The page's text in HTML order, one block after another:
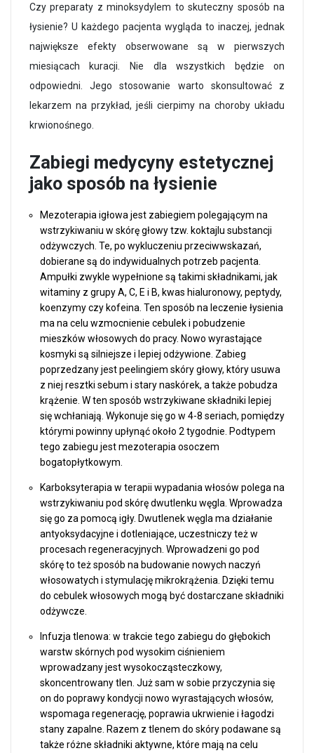
Czy preparaty z minoksydylem to skuteczny sposób na
łysienie? U każdego pacjenta wygląda to inaczej, jednak
największe efekty obserwowane są w pierwszych
miesiącach kuracji. Nie dla wszystkich będzie on
odpowiedni. Jego stosowanie warto skonsultować z
lekarzem na przykład, jeśli cierpimy na choroby układu
krwionośnego.
Zabiegi medycyny estetycznej
jako sposób na łysienie
Mezoterapia igłowa jest zabiegiem polegającym na
wstrzykiwaniu w skórę głowy tzw. koktajlu substancji
odżywczych. Te, po wykluczeniu przeciwwskazań,
dobierane są do indywidualnych potrzeb pacjenta.
Ampułki zwykle wypełnione są takimi składnikami, jak
witaminy z grupy A, C, E i B, kwas hialuronowy, peptydy,
koenzymy czy kofeina. Ten sposób na leczenie łysienia
ma na celu wzmocnienie cebulek i pobudzenie
mieszków włosowych do pracy. Nowo wyrastające
kosmyki są silniejsze i lepiej odżywione. Zabieg
poprzedzany jest peelingiem skóry głowy, który usuwa
z niej resztki sebum i stary naskórek, a także pobudza
krążenie. W ten sposób wstrzykiwane składniki lepiej
się wchłaniają. Wykonuje się go w 4-8 seriach, pomiędzy
którymi powinny upłynąć około 2 tygodnie. Podtypem
tego zabiegu jest mezoterapia osoczem
bogatopłytkowym.
Karboksyterapia w terapii wypadania włosów polega na
wstrzykiwaniu pod skórę dwutlenku węgla. Wprowadza
się go za pomocą igły. Dwutlenek węgla ma działanie
antyoksydacyjne i dotleniające, uczestniczy też w
procesach regeneracyjnych. Wprowadzeni go pod
skórę to też sposób na budowanie nowych naczyń
włosowatych i stymulację mikrokrążenia. Dzięki temu
do cebulek włosowych mogą być dostarczane składniki
odżywcze.
Infuzja tlenowa: w trakcie tego zabiegu do głębokich
warstw skórnych pod wysokim ciśnieniem
wprowadzany jest wysokocząsteczkowy,
skoncentrowany tlen. Już sam w sobie przyczynia się
on do poprawy kondycji nowo wyrastających włosów,
wspomaga regenerację, poprawia ukrwienie i łagodzi
stany zapalne. Razem z tlenem do skóry podawane są
także różne składniki aktywne, które mają na celu